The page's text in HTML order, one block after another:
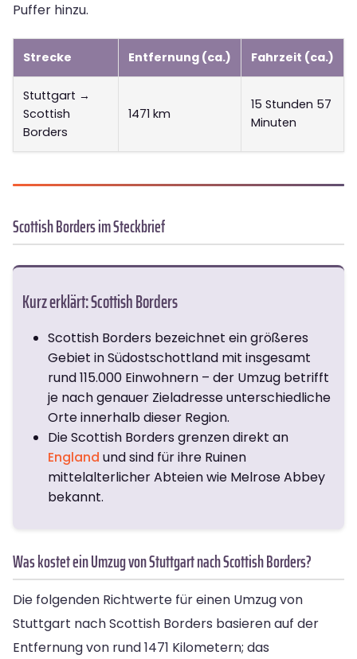
Puffer hinzu.
Strecke Entfernung (ca.) Fahrzeit (ca.)
Stuttgart →
Scottish
Borders
1471 km
15 Stunden 57
Minuten
Scottish Borders im Steckbrief
Kurz erklärt: Scottish Borders
Scottish Borders bezeichnet ein größeres
Gebiet in Südostschottland mit insgesamt
rund 115.000 Einwohnern – der Umzug betrifft
je nach genauer Zieladresse unterschiedliche
Orte innerhalb dieser Region.
Die Scottish Borders grenzen direkt an
England und sind für ihre Ruinen
mittelalterlicher Abteien wie Melrose Abbey
bekannt.
Was kostet ein Umzug von Stuttgart nach Scottish Borders?
Die folgenden Richtwerte für einen Umzug von
Stuttgart nach Scottish Borders basieren auf der
Entfernung von rund 1471 Kilometern; das